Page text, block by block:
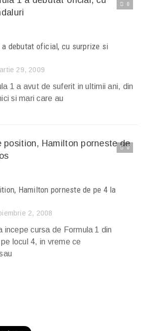
0
a debutat oficial, cu surprize si
29, 2009
1 a avut de suferit in ultimii ani, din
si mari care au
0
Citește articolul complet
Hamilton porneste de pe 4 la
2, 2008
incepe cursa de Formula 1 din
locul 4, in vreme ce